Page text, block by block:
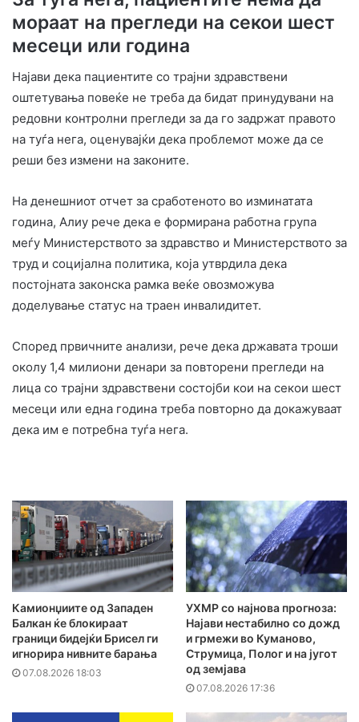
мораат на прегледи на секои шест
месеци или година
Најави дека пациентите со трајни здравствени
оштетувања повеќе не треба да бидат принудувани на
редовни контролни прегледи за да го задржат правото
на туѓа нега, оценувајќи дека проблемот може да се
реши без измени на законите.
На денешниот отчет за сработеното во изминатата
година, Алиу рече дека е формирана работна група
меѓу Министерството за здравство и Министерството за
труд и социјална политика, која утврдила дека
постојната законска рамка веќе овозможува
доделување статус на траен инвалидитет.
Според првичните анализи, рече дека државата троши
околу 1,4 милиони денари за повторени прегледи на
лица со трајни здравствени состојби кои на секои шест
месеци или една година треба повторно да докажуваат
дека им е потребна туѓа нега.
Камионџиите од Западен
Балкан ќе блокираат
граници бидејќи Брисел ги
игнорира нивните барања
07.08.2026 18:03
УХМР со најнова прогноза:
Најави нестабилно со дожд
и грмежи во Куманово,
Струмица, Полог и на југот
од земјава
07.08.2026 17:36